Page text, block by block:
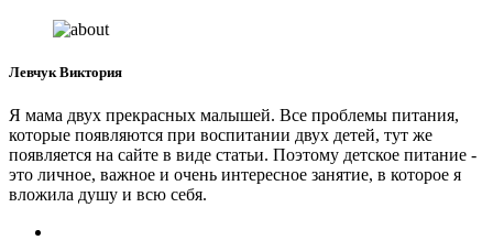
Левчук Виктория
Я мама двух прекрасных малышей. Все проблемы питания,
которые появляются при воспитании двух детей, тут же
появляется на сайте в виде статьи. Поэтому детское питание -
это личное, важное и очень интересное занятие, в которое я
вложила душу и всю себя.